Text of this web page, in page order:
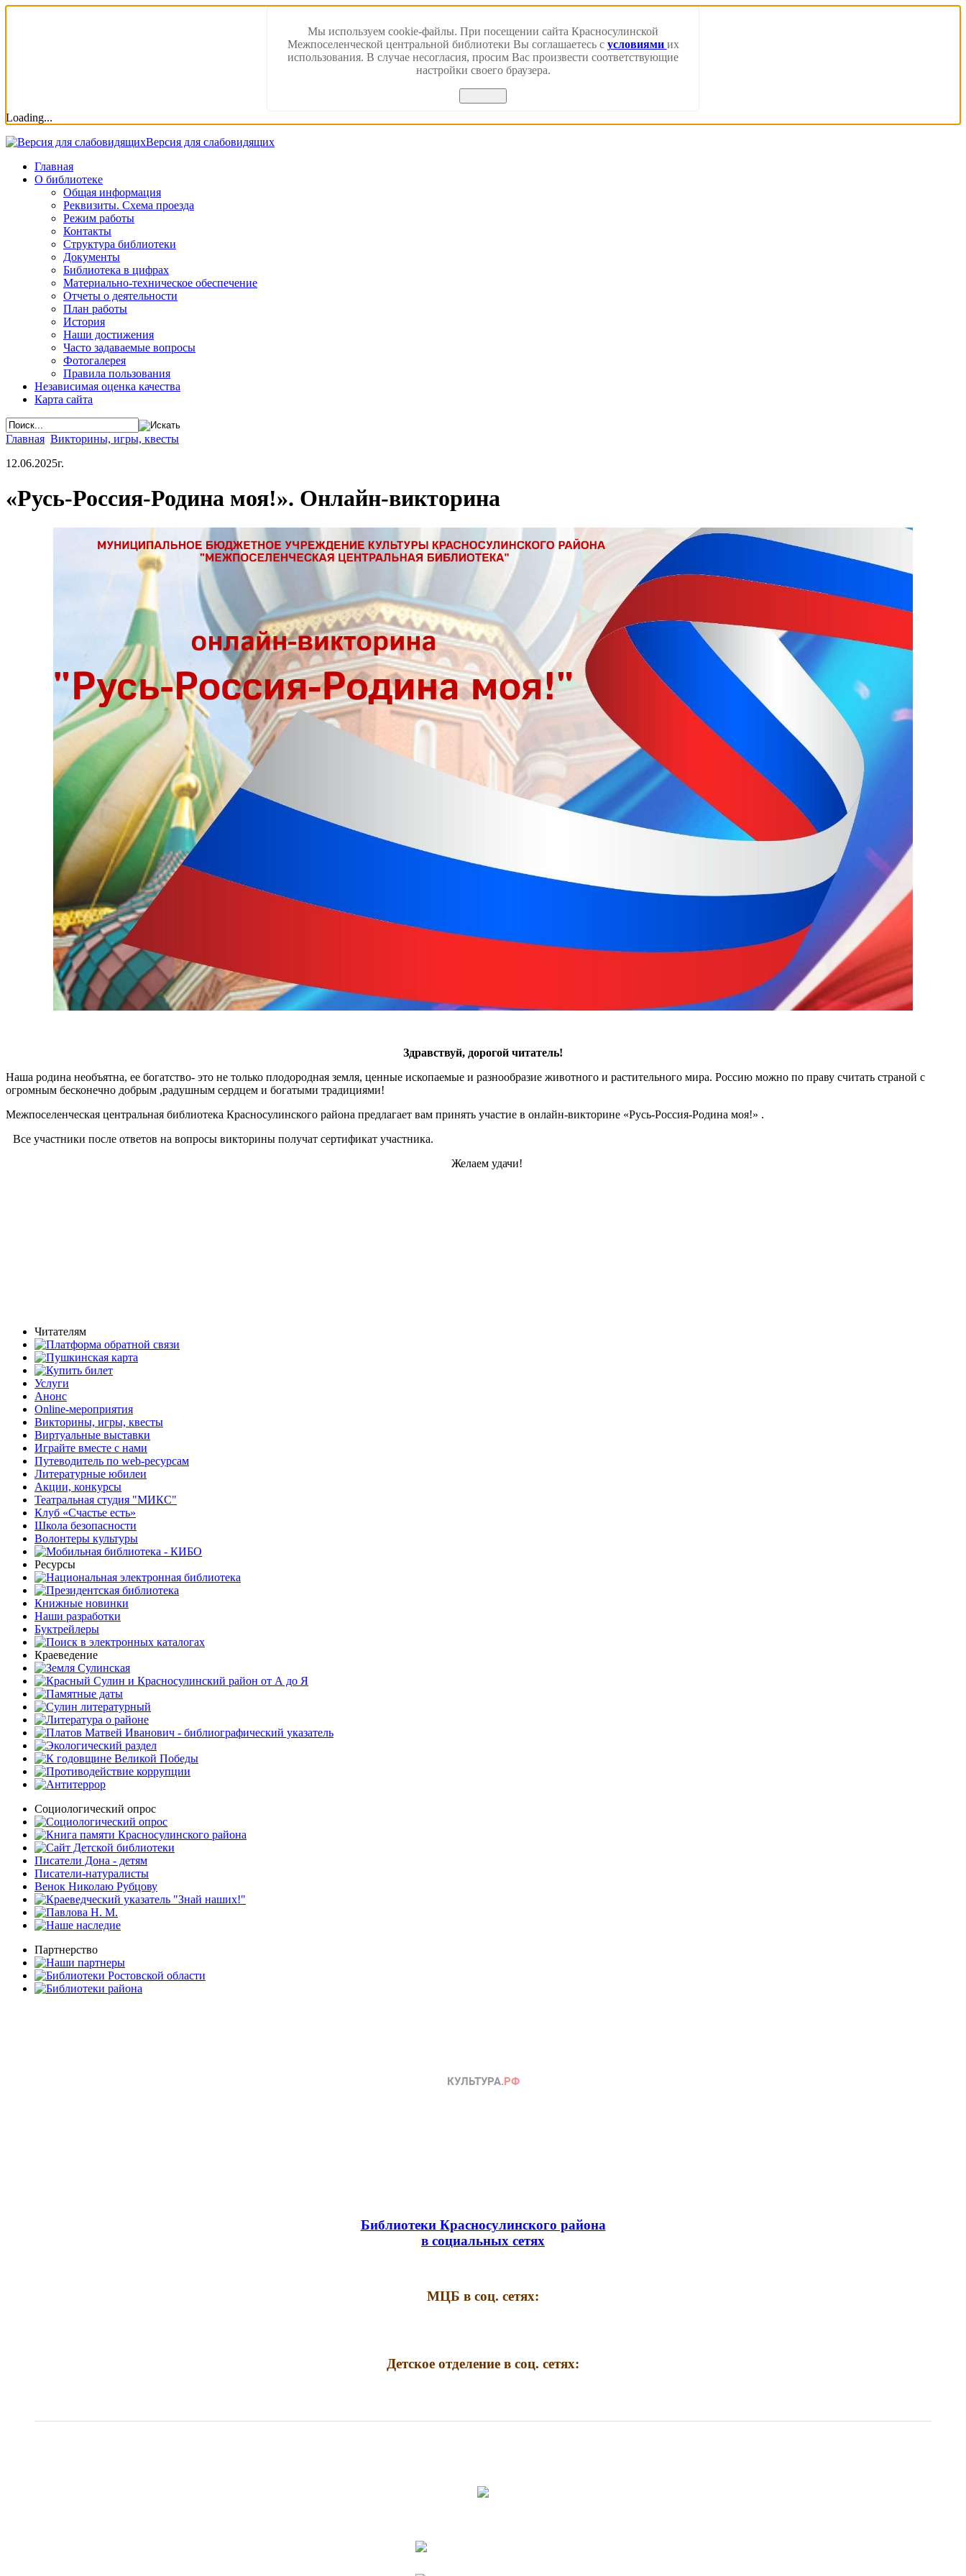
Мы используем cookie-файлы. При посещении сайта Красносулинской
Межпоселенческой центральной библиотеки Вы соглашаетесь с условиями их
использования. В случае несогласия, просим Вас произвести соответствующие
настройки своего браузера.
Loading...
Версия для слабовидящих
Главная
О библиотеке
Общая информация
Реквизиты. Схема проезда
Режим работы
Контакты
Структура библиотеки
Документы
Библиотека в цифрах
Материально-техническое обеспечение
Отчеты о деятельности
План работы
История
Наши достижения
Часто задаваемые вопросы
Фотогалерея
Правила пользования
Независимая оценка качества
Карта сайта
Главная Викторины, игры, квесты
12.06.2025г.
«Русь-Россия-Родина моя!». Онлайн-викторина
Здравствуй, дорогой читатель!
Наша родина необъятна, ее богатство- это не только плодородная земля, ценные ископаемые и разнообразие животного и растительного мира. Россию можно по праву считать страной с
огромным бесконечно добрым ,радушным сердцем и богатыми традициями!
Межпоселенческая центральная библиотека Красносулинского района предлагает вам принять участие в онлайн-викторине «Русь-Россия-Родина моя!» .
Все участники после ответов на вопросы викторины получат сертификат участника.
Желаем удачи!
Читателям
Услуги
Анонс
Online-мероприятия
Викторины, игры, квесты
Виртуальные выставки
Играйте вместе с нами
Путеводитель по web-ресурсам
Литературные юбилеи
Акции, конкурсы
Театральная студия "МИКС"
Клуб «Счастье есть»
Школа безопасности
Волонтеры культуры
Ресурсы
Книжные новинки
Наши разработки
Буктрейлеры
Краеведение
Социологический опрос
Писатели Дона - детям
Писатели-натуралисты
Венок Николаю Рубцову
Партнерство
Библиотеки Красносулинского района
в социальных сетях
МЦБ в соц. сетях:
Детское отделение в соц. сетях: